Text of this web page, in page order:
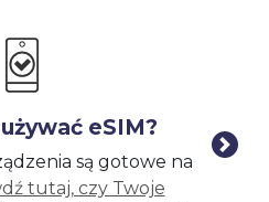
eSIM?
są gotowe na
tutaj, czy Twoje